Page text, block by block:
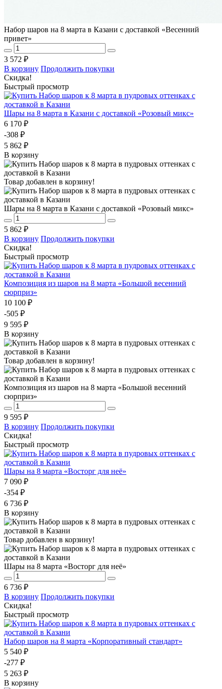
Набор шаров на 8 марта в Казани с доставкой «Весенний
привет»
3 572 ₽
В корзину Продолжить покупки
Скидка!
Быстрый просмотр
Шары на 8 марта в Казани с доставкой «Розовый микс»
6 170 ₽
-308 ₽
5 862 ₽
В корзину
Товар добавлен в корзину!
Шары на 8 марта в Казани с доставкой «Розовый микс»
5 862 ₽
В корзину Продолжить покупки
Скидка!
Быстрый просмотр
Композиция из шаров на 8 марта «Большой весенний
сюрприз»
10 100 ₽
-505 ₽
9 595 ₽
В корзину
Товар добавлен в корзину!
Композиция из шаров на 8 марта «Большой весенний
сюрприз»
9 595 ₽
В корзину Продолжить покупки
Скидка!
Быстрый просмотр
Шары на 8 марта «Восторг для неё»
7 090 ₽
-354 ₽
6 736 ₽
В корзину
Товар добавлен в корзину!
Шары на 8 марта «Восторг для неё»
6 736 ₽
В корзину Продолжить покупки
Скидка!
Быстрый просмотр
Набор шаров на 8 марта «Корпоративный стандарт»
5 540 ₽
-277 ₽
5 263 ₽
В корзину